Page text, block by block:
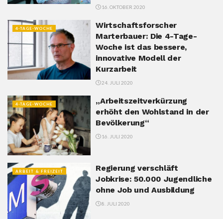
16. OKTOBER 2020
4-TAGE-WOCHE
Wirtschaftsforscher
Marterbauer: Die 4-Tage-
Woche ist das bessere,
innovative Modell der
Kurzarbeit
24. JULI 2020
4-TAGE-WOCHE
„Arbeitszeitverkürzung
erhöht den Wohlstand in der
Bevölkerung“
16. JULI 2020
ARBEIT & FREIZEIT
Regierung verschläft
Jobkrise: 50.000 Jugendliche
ohne Job und Ausbildung
8. JULI 2020